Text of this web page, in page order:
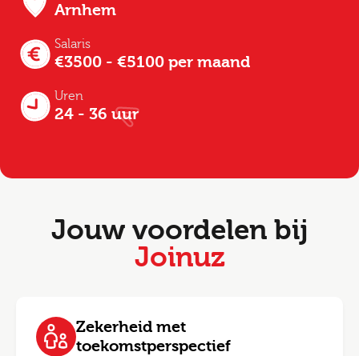
Arnhem
Salaris
€3500 - €5100 per maand
Uren
24 - 36 uur
Jouw voordelen bij
Joinuz
Zekerheid met
toekomstperspectief